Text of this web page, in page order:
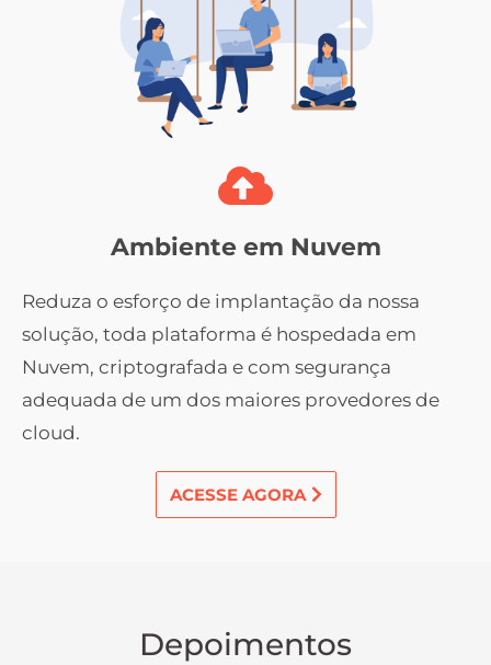
Ambiente em Nuvem
Reduza o esforço de implantação da nossa
solução, toda plataforma é hospedada em
Nuvem, criptografada e com segurança
adequada de um dos maiores provedores de
cloud.
ACESSE AGORA
Depoimentos